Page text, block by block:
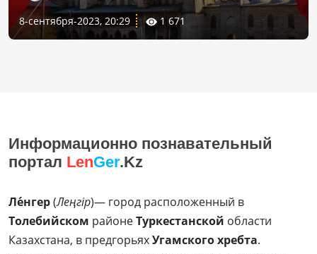
8-сентября-2023, 20:29 1 671
Информационно познавательный
портал LenGer.Kz
Ле́нгер(Леңгір)— город расположенный в
Толебийском районеТуркестанской области
Казахстана, в предгорьяхУгамского хребта.